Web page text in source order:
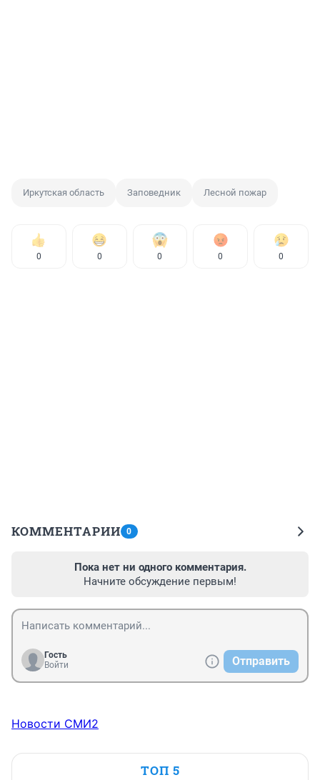
Иркутская область Заповедник Лесной пожар
0 0 0 0 0
КОММЕНТАРИИ 0
Пока нет ни одного комментария.
Начните обсуждение первым!
Гость
Войти
Отправить
Новости СМИ2
ТОП 5